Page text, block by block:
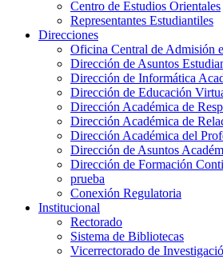
Centro de Estudios Orientales
Representantes Estudiantiles
Direcciones
Oficina Central de Admisión
Dirección de Asuntos
Dirección de Informática
Dirección de Educación
Dirección Académica de
Dirección Académica de
Dirección Académica del
Dirección de Asuntos
Dirección de Formación
prueba
Conexión Regulatoria
Institucional
Rectorado
Sistema de Bibliotecas
Vicerrectorado de